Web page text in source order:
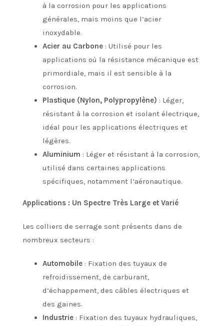
à la corrosion pour les applications
générales, mais moins que l’acier
inoxydable.
Acier au Carbone : Utilisé pour les
applications où la résistance mécanique est
primordiale, mais il est sensible à la
corrosion.
Plastique (Nylon, Polypropylène) : Léger,
résistant à la corrosion et isolant électrique,
idéal pour les applications électriques et
légères.
Aluminium : Léger et résistant à la corrosion,
utilisé dans certaines applications
spécifiques, notamment l’aéronautique.
Applications : Un Spectre Très Large et Varié
Les colliers de serrage sont présents dans de
nombreux secteurs :
Automobile : Fixation des tuyaux de
refroidissement, de carburant,
d’échappement, des câbles électriques et
des gaines.
Industrie : Fixation des tuyaux hydrauliques,